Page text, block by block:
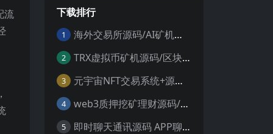
流
下载排行
1 海外交易所源码/AI矿机系统源码 加密货币交易所 智能交易所源码
2 TRX虚拟币矿机源码/区块链矿机交易系统源码/支持 4国语言+usdt充值+搭建视频教程
3 元宇宙NFT交易系统+源码数字藏品3D合成+空投盲盒玩法抽集卡
4 web3质押挖矿理财源码/PHP理财源码
5 即时聊天通讯源码 APP聊天通讯源码 安卓+ios带后端源码控制